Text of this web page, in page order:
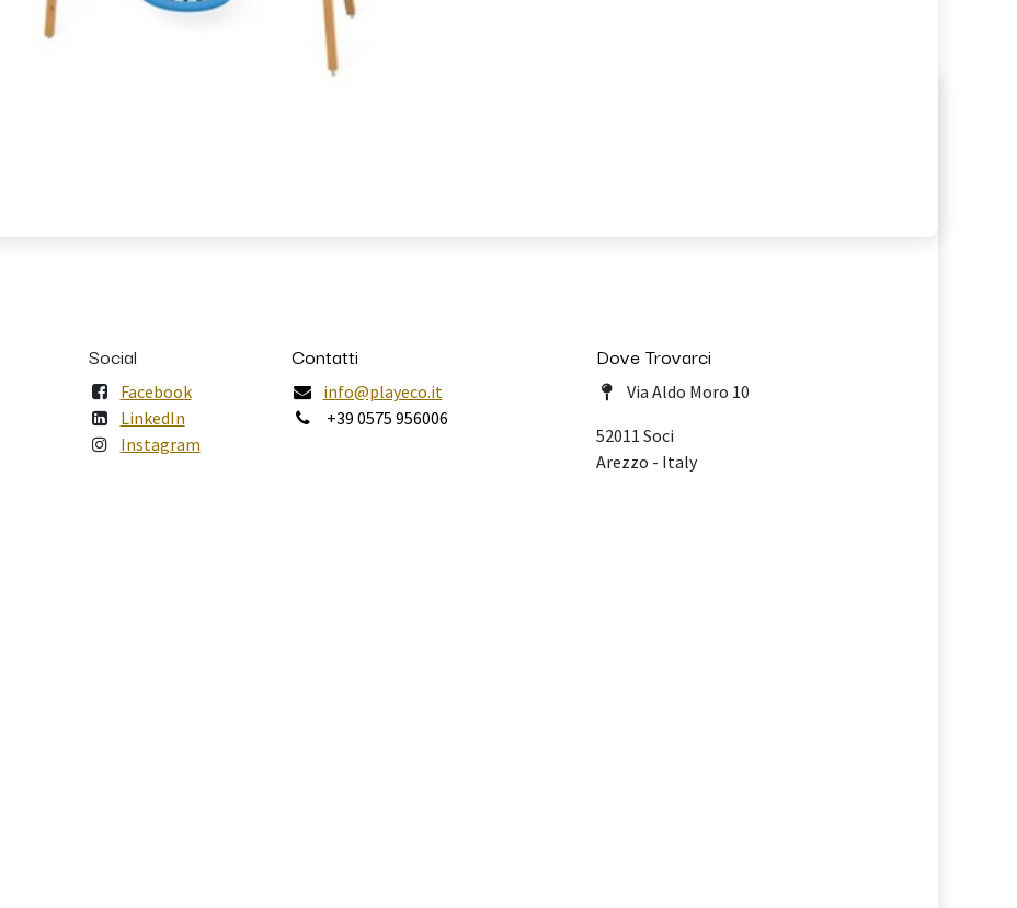
Social
Facebook
LinkedIn
Instagram
Contatti
info@playeco.it
+39 0575 956006
Dove Trovarci
Via Aldo Moro 10
52011 Soci
Arezzo - Italy